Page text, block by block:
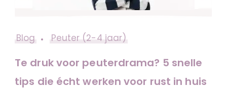
Blog Peuter (2-4 jaar)
Te druk voor peuterdrama? 5 snelle
tips die écht werken voor rust in huis